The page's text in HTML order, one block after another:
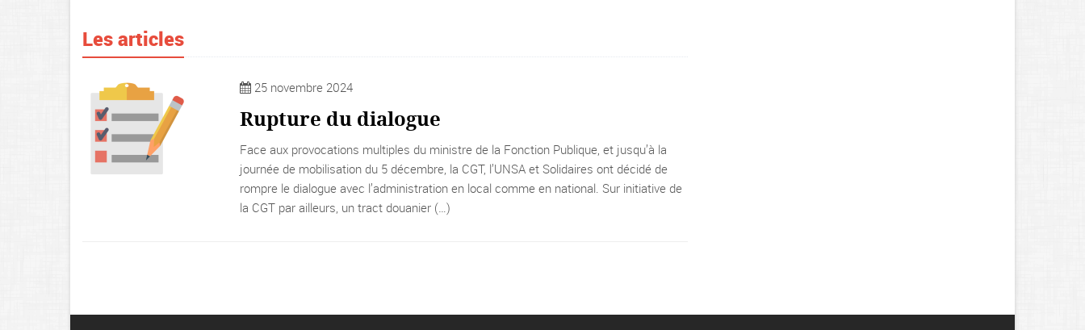
Les articles
25 novembre 2024
Rupture du dialogue
Face aux provocations multiples du ministre de la Fonction Publique, et jusqu’à la
journée de mobilisation du 5 décembre, la CGT, l’UNSA et Solidaires ont décidé de
rompre le dialogue avec l’administration en local comme en national. Sur initiative de
la CGT par ailleurs, un tract douanier (…)